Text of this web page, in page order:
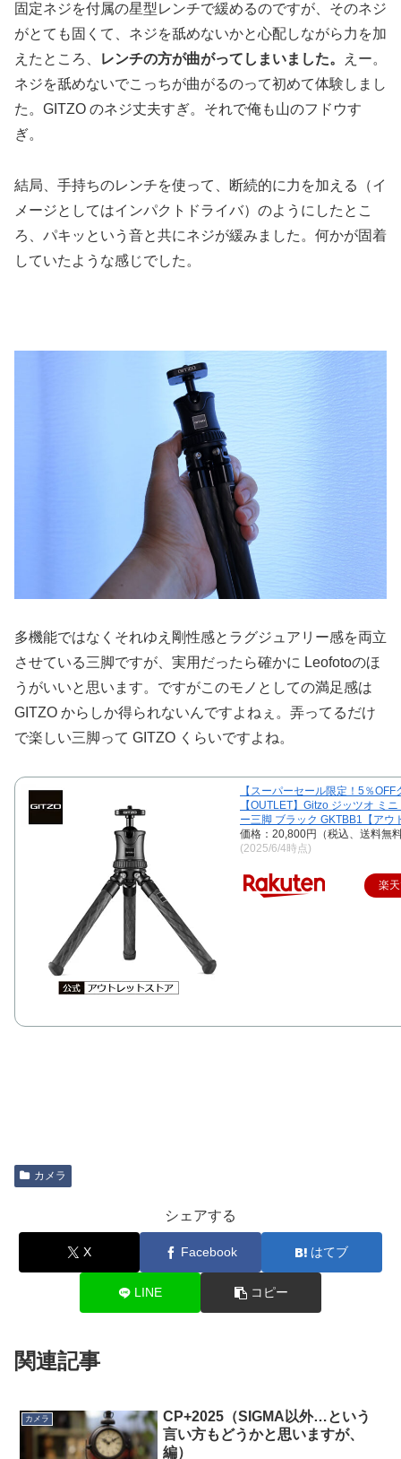
固定ネジを付属の星型レンチで緩めるのですが、そのネジ
がとても固くて、ネジを舐めないかと心配しながら力を加
えたところ、
レンチの方が曲がってしまいました。
えー。
ネジを舐めないでこっちが曲がるのって初めて体験しまし
た。GITZO のネジ丈夫すぎ。それで俺も山のフドウす
ぎ。
結局、手持ちのレンチを使って、断続的に力を加える（イ
メージとしてはインパクトドライバ）のようにしたとこ
ろ、パキッという音と共にネジが緩みました。何かが固着
していたような感じでした。
多機能ではなくそれゆえ剛性感とラグジュアリー感を両立
させている三脚ですが、実用だったら確かに Leofotoのほ
うがいいと思います。ですがこのモノとしての満足感は
GITZO からしか得られないんですよねぇ。弄ってるだけ
で楽しい三脚って GITZO くらいですよね。
【スーパーセール限定！5％OFF
【OUTLET】Gitzo ジッツオ ミ
ー三脚 ブラック GKTBB1【アウ
価格：20,800円（税込、送料無
(2025/6/4時点)
楽
カメラ
シェアする
X Facebook はてブ
LINE コピー
関連記事
カメラ
CP+2025（SIGMA以外…という
言い方もどうかと思いますが、
編）